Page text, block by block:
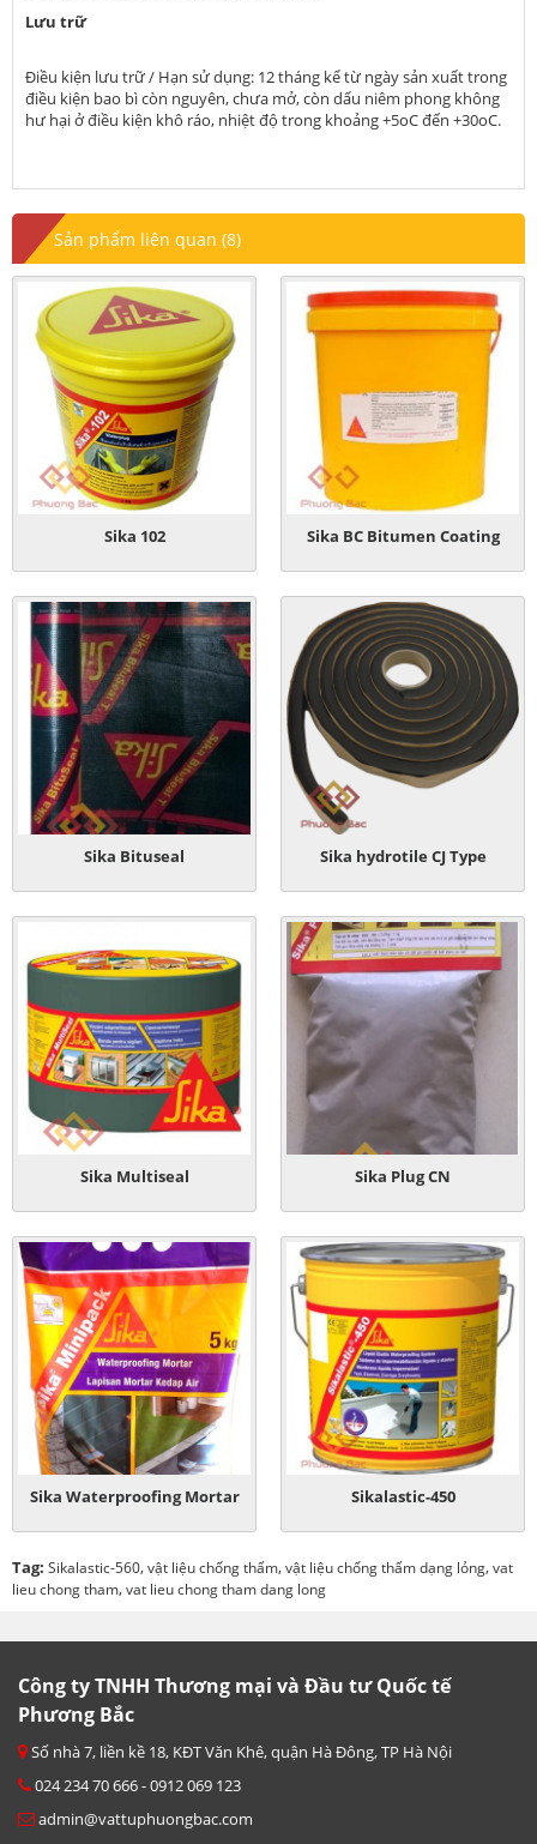
Lưu trữ
Điều kiện lưu trữ / Hạn sử dụng: 12 tháng kể từ ngày sản xuất trong
điều kiện bao bì còn nguyên, chưa mở, còn dấu niêm phong không
hư hại ở điều kiện khô ráo, nhiệt độ trong khoảng +5oC đến +30oC.
Sản phẩm liên quan (8)
Sika 102 Sika BC Bitumen Coating
Sika Bituseal Sika hydrotile CJ Type
Sika Multiseal Sika Plug CN
Sika Waterproofing Mortar Sikalastic-450
Tag: Sikalastic-560,vật liệu chống thấm,vật liệu chống thấm dạng lỏng,vat
lieu chong tham,vat lieu chong tham dang long
Công ty TNHH Thương mại và Đầu tư Quốc tế
Phương Bắc
Số nhà 7, liền kề 18, KĐT Văn Khê, quận Hà Đông, TP Hà Nội
024 234 70 666 - 0912 069 123
admin@vattuphuongbac.com